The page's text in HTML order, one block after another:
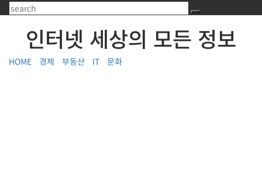
Skip
to
Search
인터넷 세상의 모든 정보
HOME 경제 부동산 IT 문화